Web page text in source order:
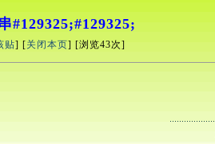
#129325;#129325;
贴] [关闭本页] [浏览43次]